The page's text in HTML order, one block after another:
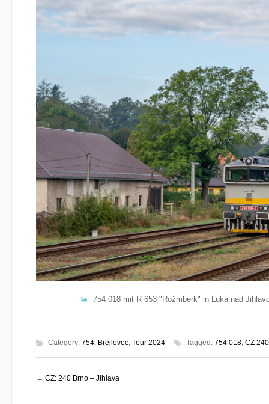
754 018 mit R 653 "Rožmberk" in Luka nad
Category: 754 Brejlovec Tour 2024 Tagged: 754 018 CZ
← CZ: 240 Brno – Jihlava